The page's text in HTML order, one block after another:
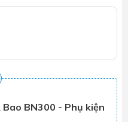
BN300 - Phụ kiện